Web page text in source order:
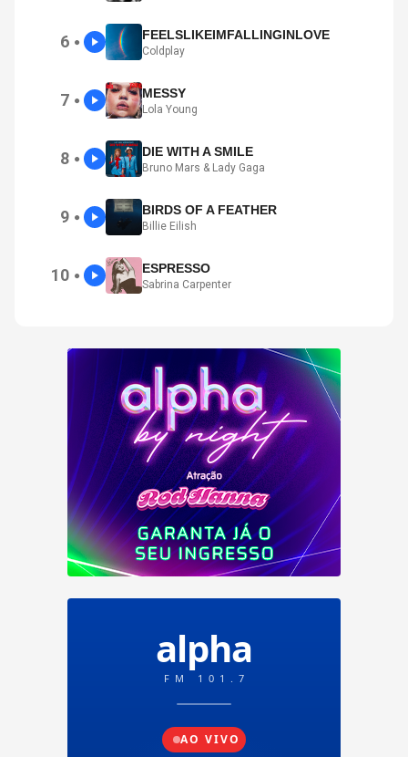
6 ● FEELSLIKEIMFALLINGINLOVE
Coldplay
7 ● MESSY
Lola Young
8 ● DIE WITH A SMILE
Bruno Mars & Lady Gaga
9 ● BIRDS OF A FEATHER
Billie Eilish
10 ● ESPRESSO
Sabrina Carpenter